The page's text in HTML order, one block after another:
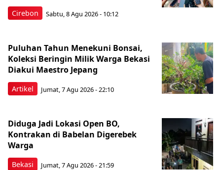
Cirebon Sabtu, 8 Agu 2026 - 10:12
Artikel
Puluhan Tahun Menekuni Bonsai,
Koleksi Beringin Milik Warga Bekasi
Diakui Maestro Jepang
Jumat, 7 Agu 2026 - 22:10
Bekasi
Diduga Jadi Lokasi Open BO,
Kontrakan di Babelan Digerebek
Warga
Jumat, 7 Agu 2026 - 21:59